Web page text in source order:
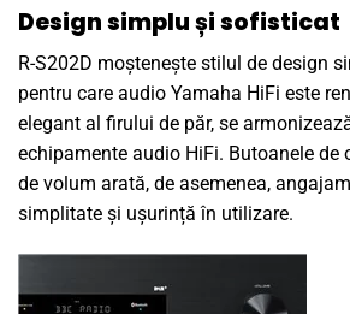
Design simplu și sofisticat
R-S202D moștenește stilul de design
pentru care audio Yamaha HiFi este
elegant al firului de păr, se
echipamente audio HiFi. Butoanele de
de volum arată, de asemenea,
simplitate și ușurință în utilizare.